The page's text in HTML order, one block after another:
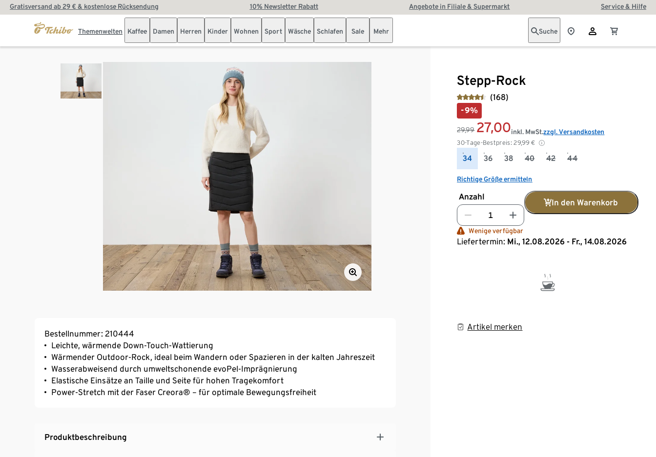
Gratisversand ab 29 € & kostenlose Rücksendung 10% Newsletter Rabatt Angebote in Filiale & Supermarkt Service & Hilfe
Themenwelten Kaffee Damen Herren Kinder Wohnen Sport Wäsche Schlafen Sale Mehr Suche
Stepp-Rock
(168)
-9%
29,99 27,00
30-Tage-Bestpreis: 29,99 €
inkl. MwSt.zzgl. Versandkosten
34 36 38 40 42 44
Richtige Größe ermitteln
Anzahl
In den Warenkorb
Wenige verfügbar
Liefertermin: Mi., 12.08.2026 - Fr., 14.08.2026
Artikel merken
Bestellnummer: 210444
Leichte, wärmende Down-Touch-Wattierung
Wärmender Outdoor-Rock, ideal beim Wandern oder Spazieren in der kalten Jahreszeit
Wasserabweisend durch umweltschonende evoPel-Imprägnierung
Elastische Einsätze an Taille und Seite für hohen Tragekomfort
Power-Stretch mit der Faser Creora® – für optimale Bewegungsfreiheit
Produktbeschreibung